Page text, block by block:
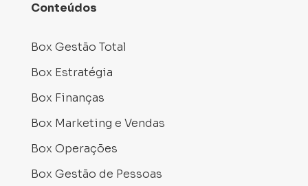
Conteúdos
Box Gestão Total
Box Estratégia
Box Finanças
Box Marketing e Vendas
Box Operações
Box Gestão de Pessoas